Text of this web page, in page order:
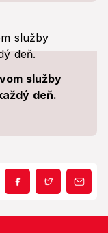
služby
deň.